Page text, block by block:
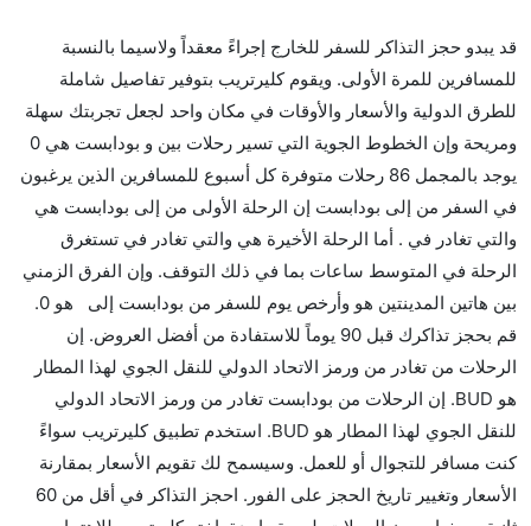
قد يبدو حجز التذاكر للسفر للخارج إجراءً معقداً ولاسيما بالنسبة
للمسافرين للمرة الأولى. ويقوم كليرتريب بتوفير تفاصيل شاملة
للطرق الدولية والأسعار والأوقات في مكان واحد لجعل تجربتك سهلة
ومريحة وإن الخطوط الجوية التي تسير رحلات بين و بودابست هي 0
يوجد بالمجمل 86 رحلات متوفرة كل أسبوع للمسافرين الذين يرغبون
في السفر من إلى بودابست إن الرحلة الأولى من إلى بودابست هي
والتي تغادر في . أما الرحلة الأخيرة هي والتي تغادر في تستغرق
الرحلة في المتوسط ساعات بما في ذلك التوقف. وإن الفرق الزمني
بين هاتين المدينتين هو وأرخص يوم للسفر من بودابست إلى هو 0.
قم بحجز تذاكرك قبل 90 يوماً للاستفادة من أفضل العروض. إن
الرحلات من تغادر من ورمز الاتحاد الدولي للنقل الجوي لهذا المطار
هو BUD. إن الرحلات من بودابست تغادر من ورمز الاتحاد الدولي
للنقل الجوي لهذا المطار هو BUD. استخدم تطبيق كليرتريب سواءً
كنت مسافر للتجوال أو للعمل. وسيسمح لك تقويم الأسعار بمقارنة
الأسعار وتغيير تاريخ الحجز على الفور. احجز التذاكر في أقل من 60